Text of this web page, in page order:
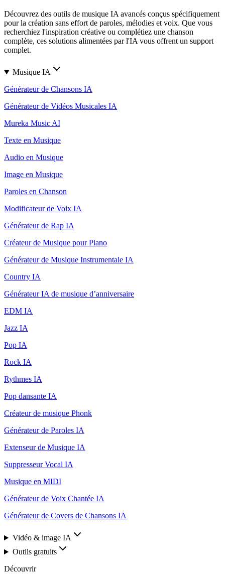
Découvrez des outils de musique IA avancés conçus spécifiquement
pour la création sans effort de paroles, mélodies et voix. Que vous
recherchiez l'inspiration créative ou complétiez une chanson
complète, ces solutions alimentées par l'IA vous offrent un support
complet.
Musique IA
Générateur de Chansons IA
Générateur de Vidéos Musicales IA
Mureka Music AI
Texte en Musique
Audio en Musique
Image en Musique
Paroles en Chanson
Modificateur de Voix IA
Générateur de Rap IA
Créateur de Musique pour Piano
Générateur de Musique Instrumentale IA
Country IA
Générateur IA de musique d’anniversaire
EDM IA
Jazz IA
Pop IA
Rock IA
Rythmes IA
Pop dansante IA
Créateur de musique Phonk
Générateur de Paroles IA
Extenseur de Musique IA
Suppresseur Vocal IA
Musique en MIDI
Générateur de Voix Chantée IA
Générateur de Covers de Chansons IA
Vidéo & image IA
Outils gratuits
Découvrir